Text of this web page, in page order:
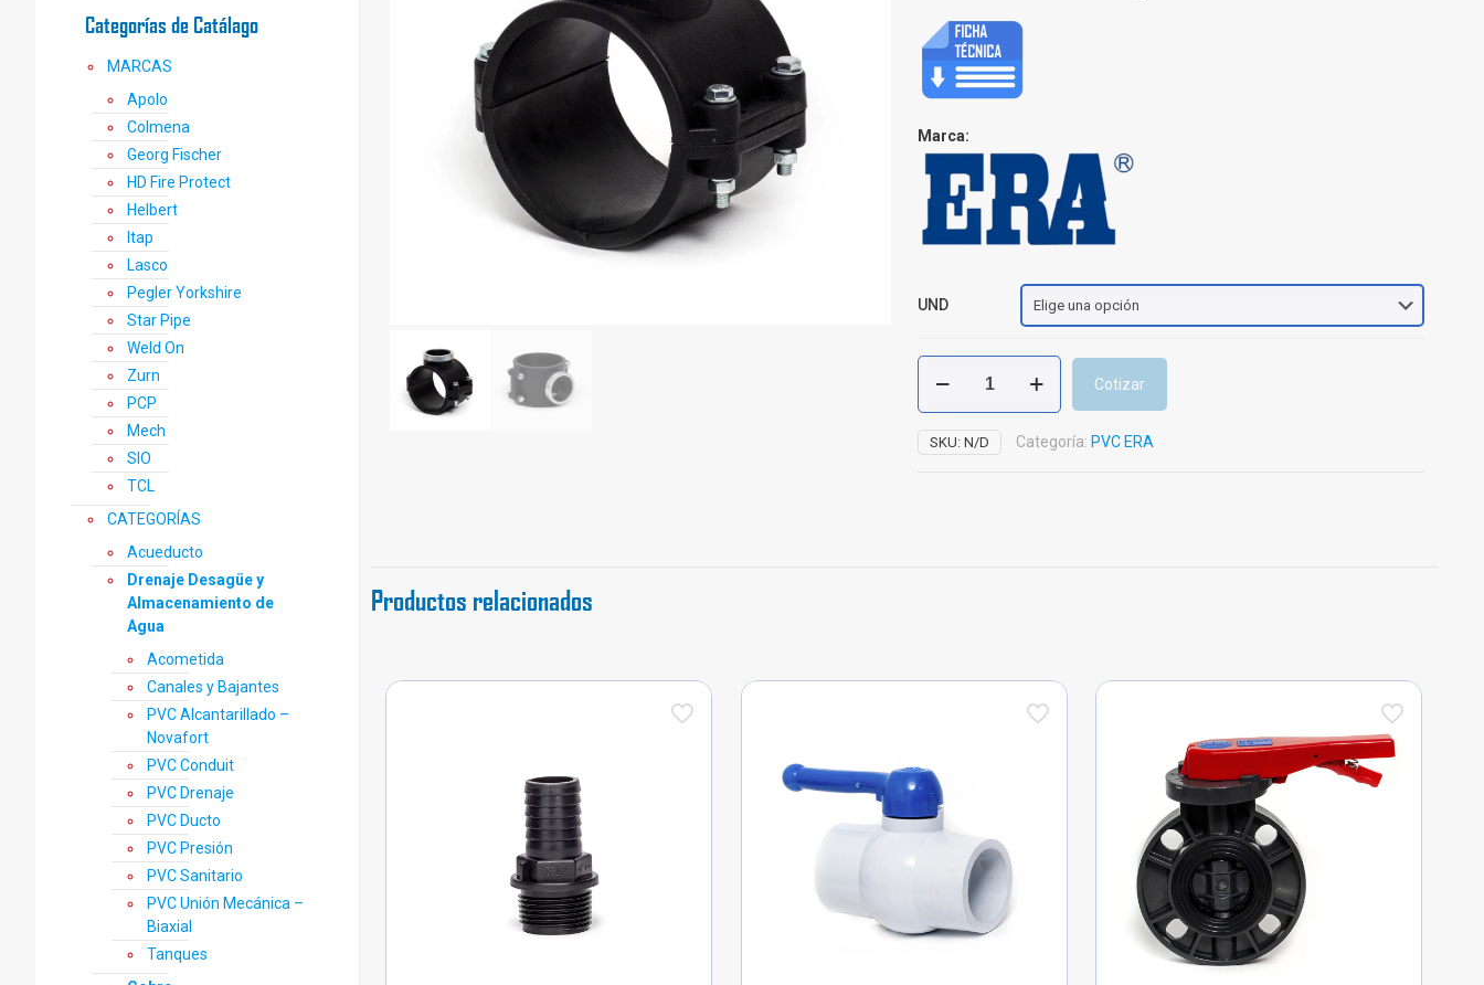
Marca:
UND
Collar
Derivación
Polietileno
Inserto
Metálico
Cotizar
SKU:N/D Categoría: PVC ERA
Productos relacionados
Categorías de Catálago
MARCAS
Apolo
Colmena
Georg Fischer
HD Fire Protect
Helbert
Itap
Lasco
Pegler Yorkshire
Star Pipe
Weld On
Zurn
PCP
Mech
SIO
TCL
CATEGORÍAS
Acueducto
Drenaje Desagüe y
Almacenamiento de
Agua
Acometida
Canales y Bajantes
PVC Alcantarillado –
Novafort
PVC Conduit
PVC Drenaje
PVC Ducto
PVC Presión
PVC Sanitario
PVC Unión Mecánica –
Biaxial
Tanques